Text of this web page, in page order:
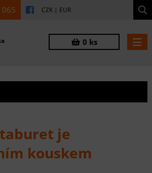
065 CZK | EUR
0 ks
je
kouskem